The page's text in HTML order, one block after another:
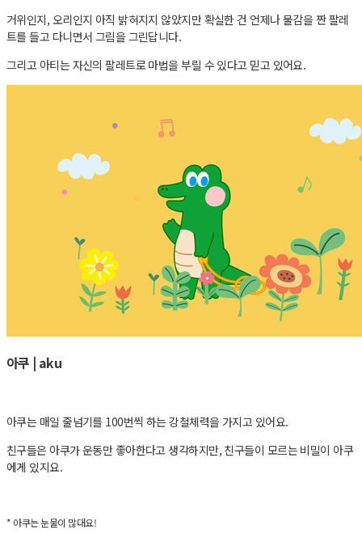
거위인지, 오리인지 아직 밝혀지지 않았지만 확실한 건 언제나 물감을 짠 팔레
트를 들고 다니면서 그림을 그린답니다.
그리고 아티는 자신의 팔레트로 마법을 부릴 수 있다고 믿고 있어요.
아쿠 | aku
아쿠는 매일 줄넘기를 100번씩 하는 강철체력을 가지고 있어요.
친구들은 아쿠가 운동만 좋아한다고 생각하지만, 친구들이 모르는 비밀이 아쿠
에게 있지요.
* 아쿠는 눈물이 많대요!